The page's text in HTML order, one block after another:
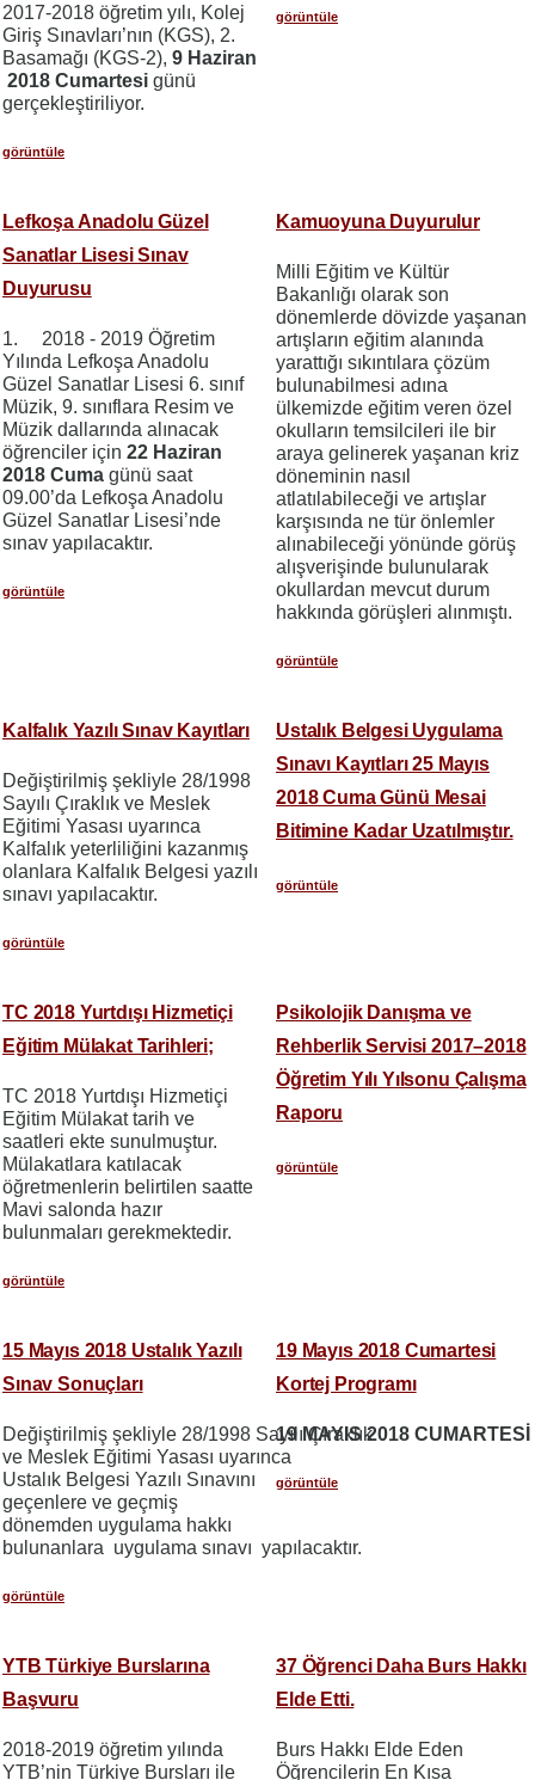
2017-2018 öğretim yılı, Kolej
Giriş Sınavları’nın (KGS), 2.
Basamağı (KGS-2), 9 Haziran
2018 Cumartesi günü
gerçekleştiriliyor.
görüntüle
görüntüle
Lefkoşa Anadolu Güzel
Sanatlar Lisesi Sınav
Duyurusu
1. 2018 - 2019 Öğretim
Yılında Lefkoşa Anadolu
Güzel Sanatlar Lisesi 6. sınıf
Müzik, 9. sınıflara Resim ve
Müzik dallarında alınacak
öğrenciler için 22 Haziran
2018 Cuma günü saat
09.00’da Lefkoşa Anadolu
Güzel Sanatlar Lisesi’nde
sınav yapılacaktır.
görüntüle
Kamuoyuna Duyurulur
Milli Eğitim ve Kültür
Bakanlığı olarak son
dönemlerde dövizde yaşanan
artışların eğitim alanında
yarattığı sıkıntılara çözüm
bulunabilmesi adına
ülkemizde eğitim veren özel
okulların temsilcileri ile bir
araya gelinerek yaşanan kriz
döneminin nasıl
atlatılabileceği ve artışlar
karşısında ne tür önlemler
alınabileceği yönünde görüş
alışverişinde bulunularak
okullardan mevcut durum
hakkında görüşleri alınmıştı.
görüntüle
Kalfalık Yazılı Sınav Kayıtları
Değiştirilmiş şekliyle 28/1998
Sayılı Çıraklık ve Meslek
Eğitimi Yasası uyarınca
Kalfalık yeterliliğini kazanmış
olanlara Kalfalık Belgesi yazılı
sınavı yapılacaktır.
görüntüle
Ustalık Belgesi Uygulama
Sınavı Kayıtları 25 Mayıs
2018 Cuma Günü Mesai
Bitimine Kadar Uzatılmıştır.
görüntüle
TC 2018 Yurtdışı Hizmetiçi
Eğitim Mülakat Tarihleri;
TC 2018 Yurtdışı Hizmetiçi
Eğitim Mülakat tarih ve
saatleri ekte sunulmuştur.
Mülakatlara katılacak
öğretmenlerin belirtilen saatte
Mavi salonda hazır
bulunmaları gerekmektedir.
görüntüle
Psikolojik Danışma ve
Rehberlik Servisi 2017–2018
Öğretim Yılı Yılsonu Çalışma
Raporu
görüntüle
15 Mayıs 2018 Ustalık Yazılı
Sınav Sonuçları
Değiştirilmiş şekliyle 28/1998 Sayılı Çıraklık
ve Meslek Eğitimi Yasası uyarınca
Ustalık Belgesi Yazılı Sınavını
geçenlere ve geçmiş
dönemden uygulama hakkı
bulunanlara uygulama sınavı yapılacaktır.
görüntüle
19 Mayıs 2018 Cumartesi
Kortej Programı
19 MAYIS 2018 CUMARTESİ
görüntüle
YTB Türkiye Burslarına
Başvuru
2018-2019 öğretim yılında
YTB’nin Türkiye Bursları ile
37 Öğrenci Daha Burs Hakkı
Elde Etti.
Burs Hakkı Elde Eden
Öğrencilerin En Kısa